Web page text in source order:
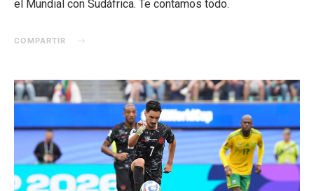
el Mundial con Sudáfrica. Te contamos todo.
COMPARTIR